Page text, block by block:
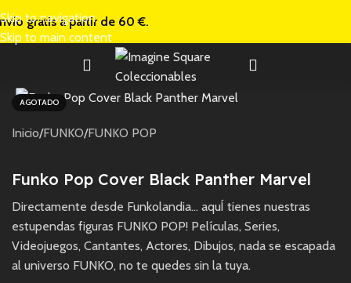
Skip to navigation
Skip to main content
gratis apartir de 60 €.
AGOTADO
Inicio/FUNKO/FUNKO POP
Funko Pop Cover Black Panther Marvel
Directamente desde Funkolandia… aquÍ tienes nuestras
estupendas figuras FUNKO POP! Películas, Series,
Videojuegos, Cantantes, Actores, Dibujos, nada se escapada
al universo FUNKO, no te quedes sin la tuya.